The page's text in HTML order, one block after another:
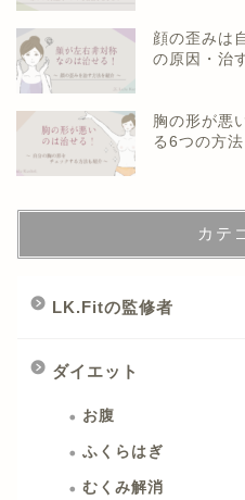
顔の歪みは
の原因・治
胸の形が悪
る6つの方
カテ
LK.Fitの監修者
ダイエット
お腹
ふくらはぎ
むくみ解消